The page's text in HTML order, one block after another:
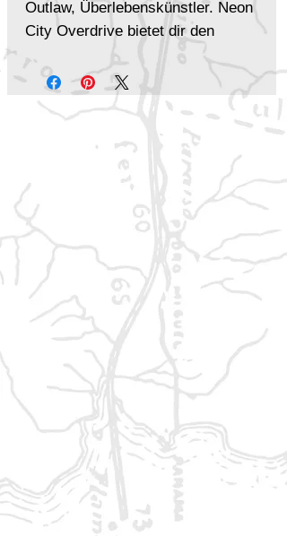
Outlaw, Überlebenskünstler. Neon
City Overdrive bietet dir den
Schauplatz für kompromisslose
Action, moralische Grauzonen und
echte Entscheidungen. Die Welt
ist gegen dich. Doch du hast
Skills, Mut und nichts zu verlieren.
Produktinformationen:
Cyberpunk-Rollenspiel
Regelsystem:
Erzählerisch,
schnell, flexibel
Setting:
Dystopische
Megastadt, urbane Ödnis,
Konzerndominanz
Schwerpunkte:
Action,
Intrigen, individuelle
Entscheidungen
Spielmaterial:Kompaktes
Regelwerk, schnell
einsatzbereit
Für wen ist Neon City Overdrive